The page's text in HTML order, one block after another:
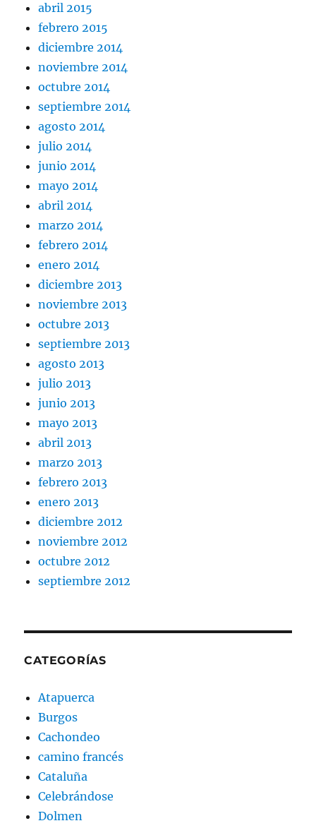
abril 2015
febrero 2015
diciembre 2014
noviembre 2014
octubre 2014
septiembre 2014
agosto 2014
julio 2014
junio 2014
mayo 2014
abril 2014
marzo 2014
febrero 2014
enero 2014
diciembre 2013
noviembre 2013
octubre 2013
septiembre 2013
agosto 2013
julio 2013
junio 2013
mayo 2013
abril 2013
marzo 2013
febrero 2013
enero 2013
diciembre 2012
noviembre 2012
octubre 2012
septiembre 2012
CATEGORÍAS
Atapuerca
Burgos
Cachondeo
camino francés
Cataluña
Celebrándose
Dolmen